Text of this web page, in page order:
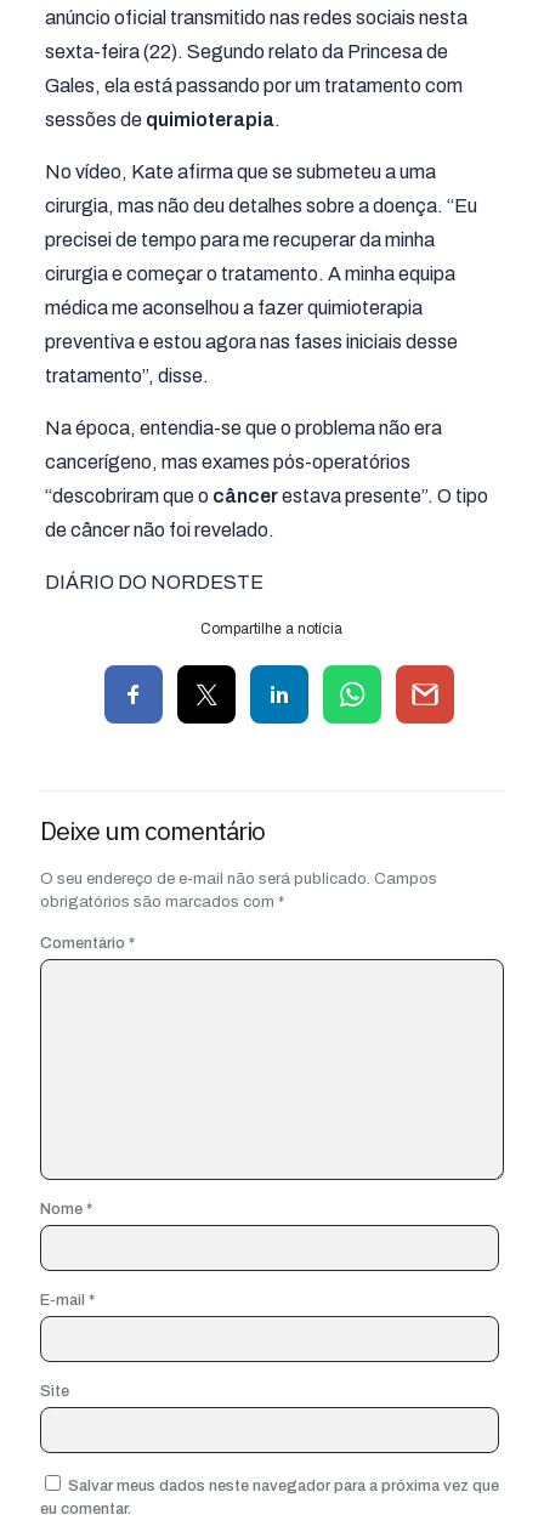
anúncio oficial transmitido nas redes sociais nesta
sexta-feira (22). Segundo relato da Princesa de
Gales, ela está passando por um tratamento com
sessões de quimioterapia.
No vídeo, Kate afirma que se submeteu a uma
cirurgia, mas não deu detalhes sobre a doença. “Eu
precisei de tempo para me recuperar da minha
cirurgia e começar o tratamento. A minha equipa
médica me aconselhou a fazer quimioterapia
preventiva e estou agora nas fases iniciais desse
tratamento”, disse.
Na época, entendia-se que o problema não era
cancerígeno, mas exames pós-operatórios
“descobriram que o câncerestava presente”. O tipo
de câncer não foi revelado.
DIÁRIO DO NORDESTE
Compartilhe a notícia
Deixe um comentário
O seu endereço de e-mail não será publicado. Campos
obrigatórios são marcados com *
Comentário *
Nome *
E-mail *
Site
Salvar meus dados neste navegador para a próxima vez que
eu comentar.